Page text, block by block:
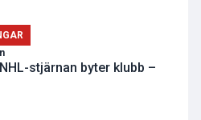
stjärnan byter klubb –